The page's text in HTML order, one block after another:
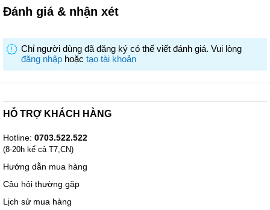
Số cánh quạt: 3 cánh
Đường kính cánh quạt: 40 cm
Hẹn giờ tắt
Điều chỉnh được chiều cao
Kích thước: Ngang 49 cm - Cao 130 cm - Sâu 40 cm
Đánh giá & nhận xét
Chỉ người dùng đã đăng ký có thể viết đánh giá. Vui lòng
đăng nhập hoặc tạo tài khoản
HỖ TRỢ KHÁCH HÀNG
Hotline: 0703.522.522
(8-20h kể cả T7,CN)
Hướng dẫn mua hàng
Câu hỏi thường gặp
Lịch sử mua hàng